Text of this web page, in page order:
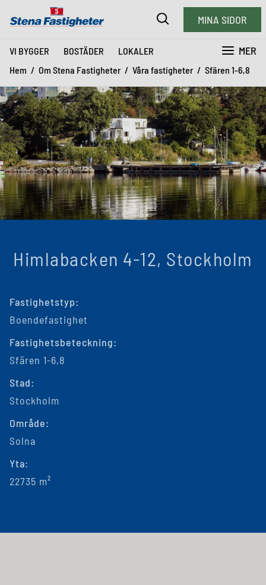
VI BYGGER BOSTÄDER LOKALER MER
MINA SIDOR
Hem Om Stena Fastigheter Våra fastigheter Sfären 1-6,8
Himlabacken 4-12, Stockholm
Fastighetstyp:
Boendefastighet
Fastighetsbeteckning:
Sfären 1-6,8
Stad:
Stockholm
Område:
Solna
Yta:
22735 m²